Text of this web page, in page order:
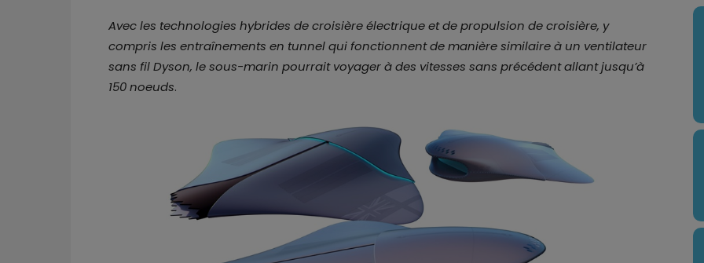
Avec les technologies hybrides de croisière électrique et de propulsion de croisière, y
compris les entraînements en tunnel qui fonctionnent de manière similaire à un ventilateur
sans fil Dyson, le sous-marin pourrait voyager à des vitesses sans précédent allant jusqu’à
150 noeuds.